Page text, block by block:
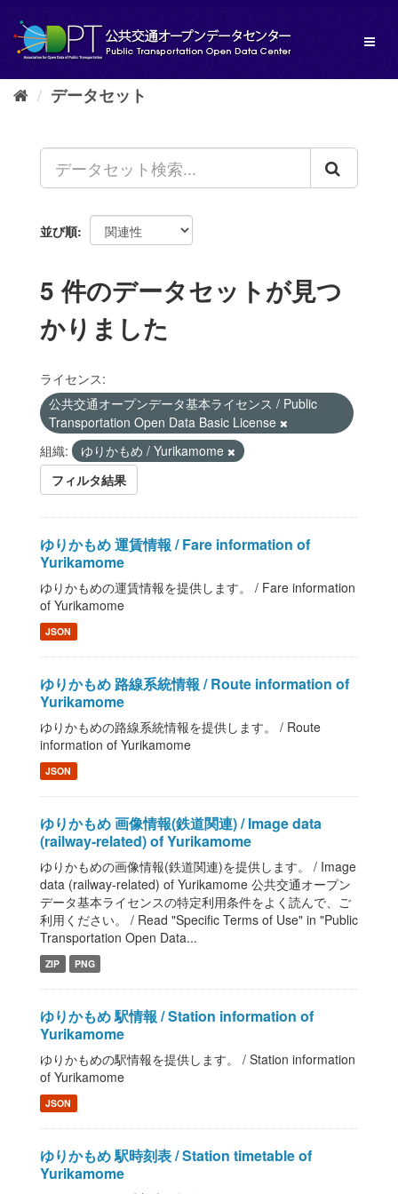
し
データセット
並び順
5 件のデータセットが見つ
かりました
ライセンス:
公共交通オープンデータ基本ライセンス / Public
Transportation Open Data Basic License
組織:
ゆりかもめ / Yurikamome
フィルタ結果
ゆりかもめ 運賃情報 / Fare information of
Yurikamome
ゆりかもめの運賃情報を提供します。 / Fare information
of Yurikamome
JSON
ゆりかもめ 路線系統情報 / Route information of
Yurikamome
ゆりかもめの路線系統情報を提供します。 / Route
information of Yurikamome
JSON
ゆりかもめ 画像情報(鉄道関連) / Image data
(railway-related) of Yurikamome
ゆりかもめの画像情報(鉄道関連)を提供します。 / Image
data (railway-related) of Yurikamome 公共交通オープン
データ基本ライセンスの特定利用条件をよく読んで、ご
利用ください。 / Read "Specific Terms of Use" in "Public
Transportation Open Data...
ZIP PNG
ゆりかもめ 駅情報 / Station information of
Yurikamome
ゆりかもめの駅情報を提供します。 / Station information
of Yurikamome
JSON
ゆりかもめ 駅時刻表 / Station timetable of
Yurikamome